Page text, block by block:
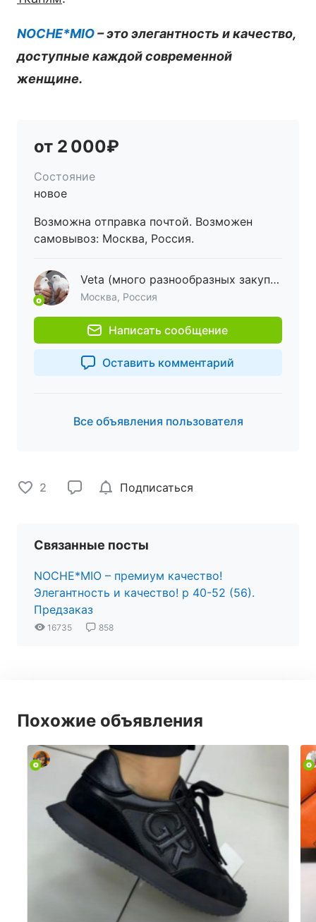
NOCHE*MIO– это элегантность и качество,
доступные каждой современной
женщине.
от 2 000₽
Состояние
новое
Возможна отправка почтой. Возможен
самовывоз: Москва, Россия.
Veta (много разнообразных закупок))
Москва, Россия
Написать сообщение
Оставить комментарий
Все объявления пользователя
2 Подписаться
Связанные посты
NOCHE*MIO – премиум качество!
Элегантность и качество! р 40-52 (56).
Предзаказ
16735 858
Похожие объявления